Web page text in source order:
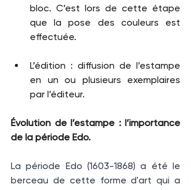
bloc. C’est lors de cette étape
que la pose des couleurs est
effectuée.
L’édition : diffusion de l’estampe
en un ou plusieurs exemplaires
par l’éditeur.
Évolution de l’estampe : l’importance
de la période Edo.
La période Edo (1603-1868) a été le
berceau de cette forme d'art qui a